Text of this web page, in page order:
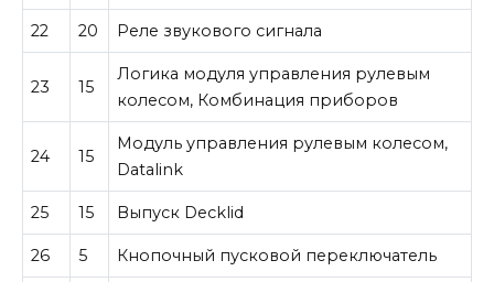
22 20 Реле звукового сигнала
23 15
Логика модуля управления рулевым
колесом, Комбинация приборов
24 15
Модуль управления рулевым колесом,
Datalink
25 15 Выпуск Decklid
26 5 Кнопочный пусковой переключатель